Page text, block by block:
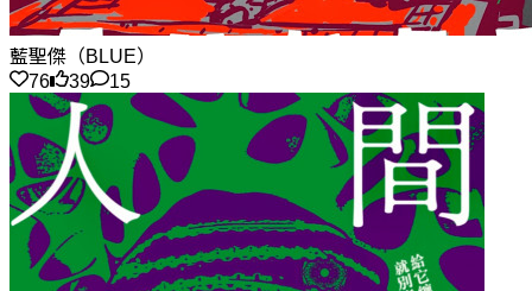
藍聖傑（BLUE）
76
39 15